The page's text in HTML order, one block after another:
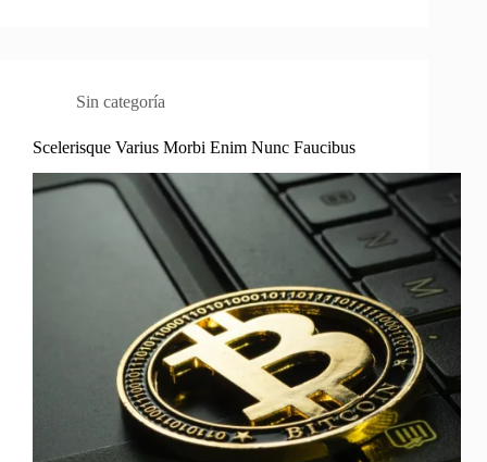
Sin categoría
Scelerisque Varius Morbi Enim Nunc Faucibus